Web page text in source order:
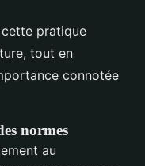
cette pratique
tout en
connotée
normes
au